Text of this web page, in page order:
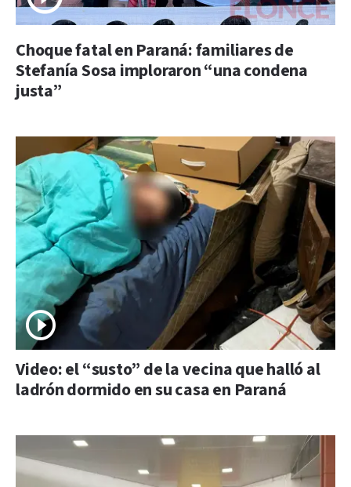
Choque fatal en Paraná: familiares de
Stefanía Sosa imploraron “una condena
justa”
Video: el “susto” de la vecina que halló al
ladrón dormido en su casa en Paraná